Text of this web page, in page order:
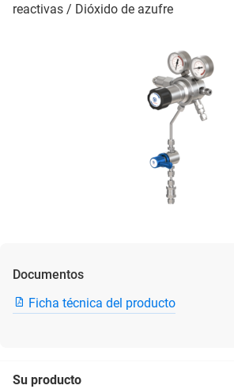
reactivas / Dióxido de azufre
Documentos
Ficha técnica del producto
Su producto